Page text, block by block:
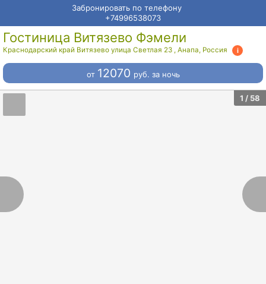
Забронировать по телефону
+74996538073
Гостиница Витязево Фэмели
Краснодарский край Витязево улица Светлая 23 , Анапа, Россия
от 12070 руб. за ночь
1 / 58